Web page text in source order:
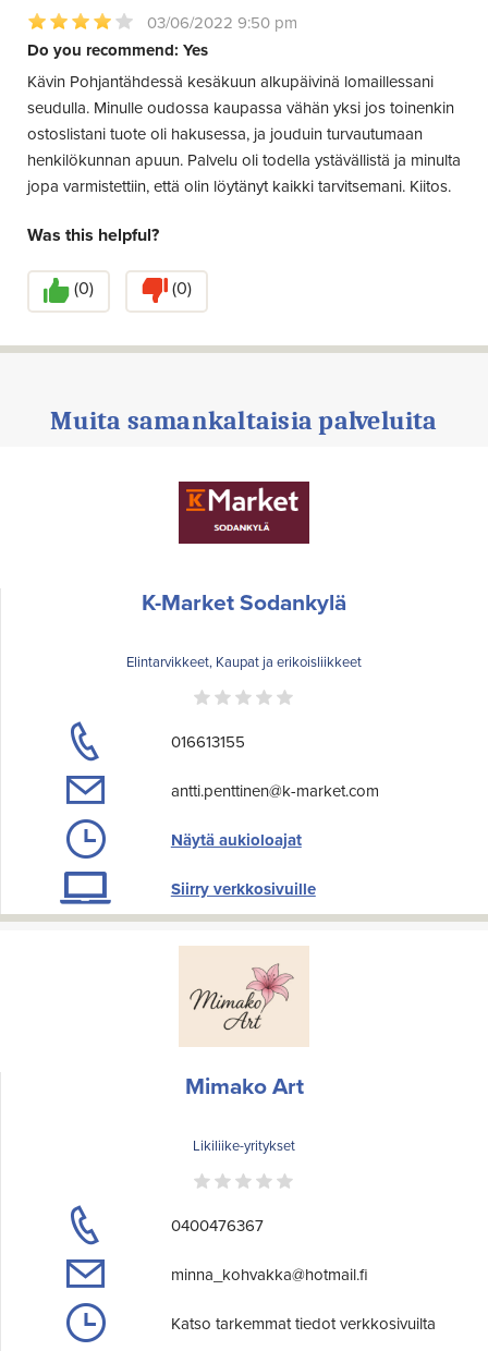
03/06/2022 9:50 pm
Do you recommend: Yes
Kävin Pohjantähdessä kesäkuun alkupäivinä lomaillessani
seudulla. Minulle oudossa kaupassa vähän yksi jos toinenkin
ostoslistani tuote oli hakusessa, ja jouduin turvautumaan
henkilökunnan apuun. Palvelu oli todella ystävällistä ja minulta
jopa varmistettiin, että olin löytänyt kaikki tarvitsemani. Kiitos.
Was this helpful?
(0) (0)
Muita samankaltaisia palveluita
K-Market Sodankylä
Elintarvikkeet, Kaupat ja erikoisliikkeet
016613155
antti.penttinen@k-market.com
Näytä aukioloajat
Siirry verkkosivuille
Mimako Art
Likiliike-yritykset
0400476367
minna_kohvakka@hotmail.fi
Katso tarkemmat tiedot verkkosivuilta